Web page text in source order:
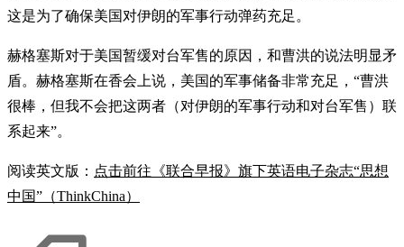
这是为了确保美国对伊朗的军事行动弹药充足。
赫格塞斯对于美国暂缓对台军售的原因，和曹洪的说法明显矛
盾。赫格塞斯在香会上说，美国的军事储备非常充足，“曹洪
很棒，但我不会把这两者（对伊朗的军事行动和对台军售）联
系起来”。
阅读英文版： 点击前往《联合早报》旗下英语电子杂志“思想
中国”（ThinkChina）